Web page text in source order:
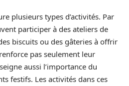
plusieurs types d’activités. Par
participer à des ateliers de
biscuits ou des gâteries à offrir
pas seulement leur
aussi l’importance du
festifs. Les activités dans ces